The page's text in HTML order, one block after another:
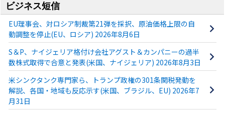
ビジネス短信
EU理事会、対ロシア制裁第21弾を採択、原油価格上限の自
動調整を停止(EU、ロシア) 2026年8月6日
S＆P、ナイジェリア格付け会社アグスト＆カンパニーの過半
数株式取得で合意と発表(米国、ナイジェリア) 2026年8月3日
米シンクタンク専門家ら、トランプ政権の301条関税発動を
解説、各国・地域も反応示す(米国、ブラジル、EU) 2026年7
月31日